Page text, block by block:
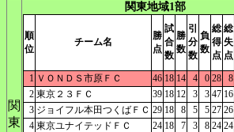
関
東
関東地域1部
順
位
チーム名
勝
点
試
合
数
勝
数
引
分
数
負
数
総
得
点
総
失
点
1 ＶＯＮＤＳ市原ＦＣ 46 18 14 4 0 28 8
2 東京２３ＦＣ 39 18 12 3 3 47 16
3 ジョイフル本田つくばＦＣ 29 18 8 5 5 27 26
4 東京ユナイテッドＦＣ 24 18 7 3 8 24 24